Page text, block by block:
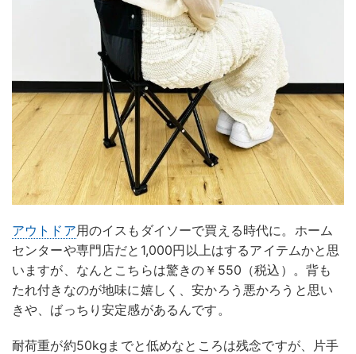
アウトドア用のイスもダイソーで買える時代に。ホーム
センターや専門店だと1,000円以上はするアイテムかと思
いますが、なんとこちらは驚きの￥550（税込）。背も
たれ付きなのが地味に嬉しく、安かろう悪かろうと思い
きや、ばっちり安定感があるんです。
耐荷重が約50kgまでと低めなところは残念ですが、片手